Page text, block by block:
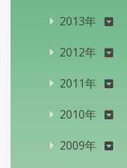
2013年
2012年
2011年
2010年
2009年